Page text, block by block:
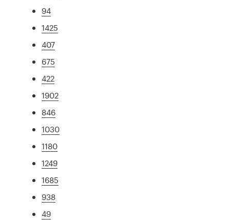
94
1425
407
675
422
1902
846
1030
1180
1249
1685
938
49